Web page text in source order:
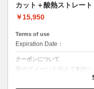
カット＋酸熱ストレー
￥15,950
Terms of use
Expiration Date：
クーポンについて
癖やダメージを抑えて劇的
☆ストレートで痛んだ髪の